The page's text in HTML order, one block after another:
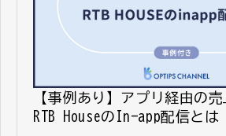
【事例あり】アプリ経由の売
RTB HouseのIn-app配信とは